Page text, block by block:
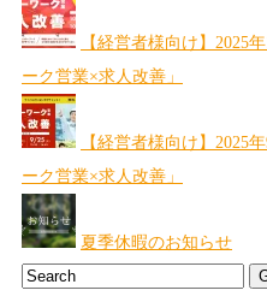
【経営者様向け】2025
ーク営業×求人改善」
【経営者様向け】2025
ーク営業×求人改善」
夏季休暇のお知らせ